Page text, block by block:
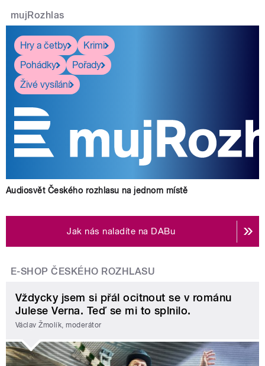
mujRozhlas
Hry a četby
Krimi
Pohádky
Pořady
Živé vysílání
Audiosvět Českého rozhlasu na jednom místě
Jak nás naladíte na DABu
E-SHOP ČESKÉHO ROZHLASU
Vždycky jsem si přál ocitnout se v románu
Julese Verna. Teď se mi to splnilo.
Václav Žmolík, moderátor